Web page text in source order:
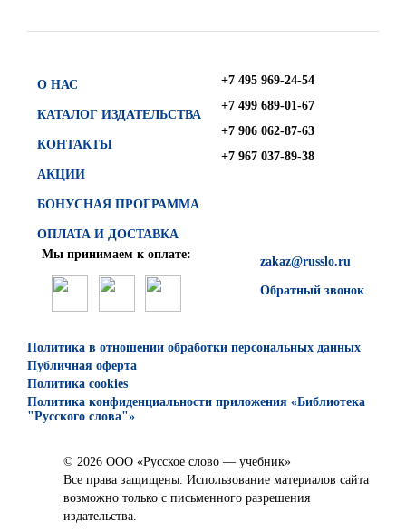
О НАС
КАТАЛОГ ИЗДАТЕЛЬСТВА
КОНТАКТЫ
АКЦИИ
БОНУСНАЯ ПРОГРАММА
ОПЛАТА И ДОСТАВКА
+7 495 969-24-54
+7 499 689-01-67
+7 906 062-87-63
+7 967 037-89-38
zakaz@russlo.ru
Обратный звонок
Мы принимаем к оплате:
Политика в отношении обработки персональных данных
Публичная оферта
Политика cookies
Политика конфиденциальности приложения «Библиотека
"Русского слова"»
© 2026 ООО «Русское слово — учебник»
Все права защищены. Использование материалов сайта
возможно только с письменного разрешения
издательства.